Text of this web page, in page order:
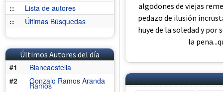
::
Lista de autores
::
Últimas Búsquedas
Últimos Autores del día
#1
Biancaestella
#2
Gonzalo Ramos Aranda
Ramos
algodones de viejas
pedazo de ilusión
huye de la soledad y por
la